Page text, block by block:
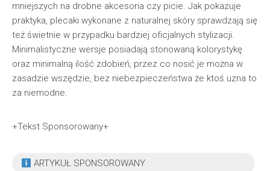
mniejszych na drobne akcesoria czy picie. Jak pokazuje
praktyka, plecaki wykonane z naturalnej skóry sprawdzają się
też świetnie w przypadku bardziej oficjalnych stylizacji.
Minimalistyczne wersje posiadają stonowaną kolorystykę
oraz minimalną ilość zdobień, przez co nosić je można w
zasadzie wszędzie, bez niebezpieczeństwa że ktoś uzna to
za niemodne.
+Tekst Sponsorowany+
ARTYKUŁ SPONSOROWANY